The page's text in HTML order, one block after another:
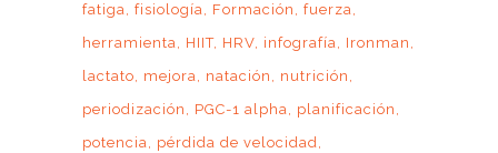
fatiga fisiología Formación
fuerza
herramienta
HIIT HRV infografía
Ironman
lactato
mejora natación
nutrición
periodización
PGC-1 alpha
planificación
potencia
pérdida de velocidad